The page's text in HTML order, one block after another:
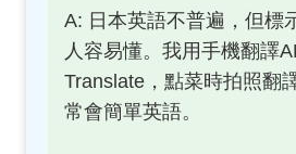
A: 日本英語不普遍，但標
人容易懂。我用手機翻譯
Translate，點菜時拍照翻
常會簡單英語。